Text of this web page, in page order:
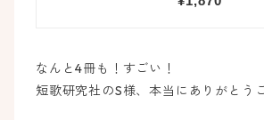
なんと4冊も！すごい！
短歌研究社のS様、本当にありがとう